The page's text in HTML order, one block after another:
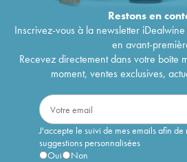
Restons en
Inscrivez-vous à la newsletter
en avant-
Recevez directement dans votre boîte
moment, ventes exclusives,
J'accepte le suivi de mes emails afin de
suggestions personnalisées
Oui
Non